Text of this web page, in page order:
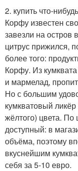
2. купить что-
Корфу известен
завезли на остров
цитрус прижился,
более того:
Корфу. Из
и мармелад,
Но с большим
кумкватовый
жёлтого) цвета. По
доступный: в
объёма, поэтому
вкуснейшим
себя за 5-10 евро.